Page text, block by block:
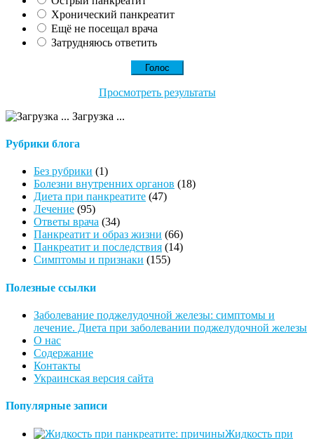
Хронический панкреатит
Ещё не посещал врача
Затрудняюсь ответить
Просмотреть результаты
Загрузка ...
Рубрики блога
Без рубрики (1)
Болезни внутренних органов (18)
Диета при панкреатите (47)
Лечение (95)
Ответы врача (34)
Панкреатит и образ жизни (66)
Панкреатит и последствия (14)
Симптомы и признаки (155)
Полезные ссылки
Заболевание поджелудочной железы: симптомы и
лечение. Диета при заболевании поджелудочной железы
О нас
Содержание
Контакты
Украинская версия сайта
Популярные записи
Жидкость при